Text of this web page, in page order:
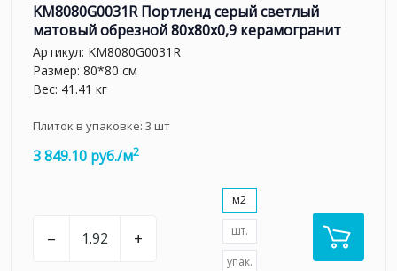
KM8080G0031R Портленд серый светлый
матовый обрезной 80x80x0,9 керамогранит
Артикул: KM8080G0031R
Размер: 80*80 см
Вес: 41.41 кг
Плиток в упаковке: 3 шт
3 849.10 руб./м2
– +
м2
шт.
упак.